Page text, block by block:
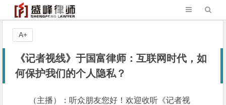
《记者视线》于国富律师：互联网时代，如
何保护我们的个人隐私？
（主播）：听众朋友您好！欢迎收听《记者视
A+